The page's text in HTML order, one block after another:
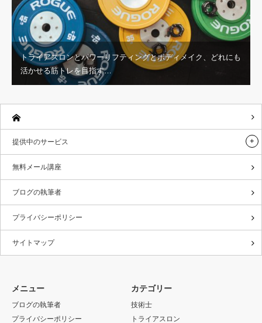
トライアスロンとパワーリフティングとボディメイク、どれにも
活かせる筋トレを目指す…
提供中のサービス
無料メール講座
ブログの執筆者
プライバシーポリシー
サイトマップ
メニュー
ブログの執筆者
プライバシーポリシー
カテゴリー
技術士
トライアスロン